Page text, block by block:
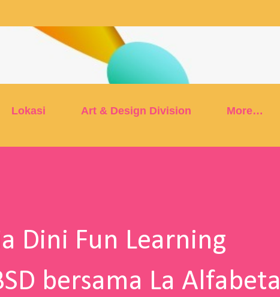
Lokasi Art & Design Division More…
Dini Fun Learning
bersama La Alfabeta